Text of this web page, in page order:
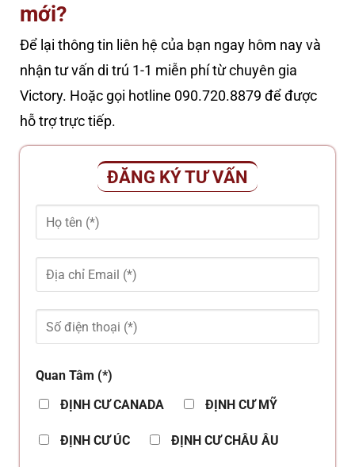
mới?
Để lại thông tin liên hệ của bạn ngay hôm nay và
nhận tư vấn di trú 1-1 miễn phí từ chuyên gia
Victory. Hoặc gọi hotline 090.720.8879 để được
hỗ trợ trực tiếp.
ĐĂNG KÝ TƯ VẤN
Quan Tâm (*)
ĐỊNH CƯ CANADA
ĐỊNH CƯ MỸ
ĐỊNH CƯ ÚC ĐỊNH CƯ CHÂU ÂU